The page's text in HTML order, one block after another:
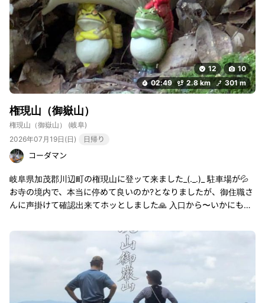
♨️で、サッパリして楽しい一日でした
12
10
02:49
2.8 km 301 m
権現山（御嶽山）
権現山（御嶽山） (岐阜)
2026年07月19日(日)
日帰り
コーダマン
岐阜県加茂郡川辺町の権現山に登ッて来ました_(._.)_ 駐車場が💦
お寺の境内で、本当に停めて良いのか?となりましたが、御住職さ
んに声掛けて確認出来てホッとしました🙏 入口から〜いかにも神
せて頂き〜山頂へ〜狭い階段の登山道をひたすら登り〜汗だく💦
シダの多い茂る狭い登山道もありますが、所どころにビューポイ
ントがあるので👍良いですね♪山頂に到着してから〜『夫婦岩』へ
御参りに行き〜山頂の東屋で休憩させて頂きました♪毎日登られて
る方がみえるのかな？掃除道具とか備え付けられておりました_(.
_.)_ 休憩後に下山コースのウッドデッキ展望台へ♪こちらからは